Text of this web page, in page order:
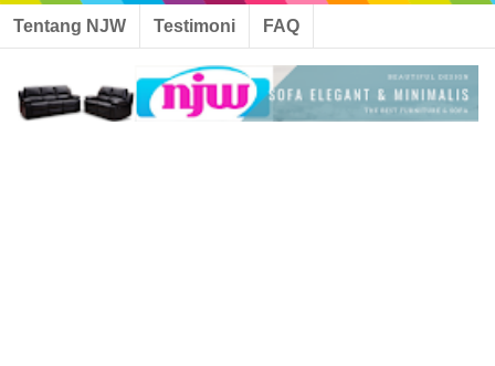
Tentang NJW Testimoni FAQ